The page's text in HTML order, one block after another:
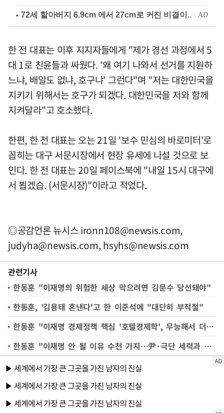
한 전 대표는 이후 지지자들에게 "제가 경선 과정에서 5
대 1로 친윤들과 싸웠다. '왜 여기 나와서 선거를 지원하
느냐, 배알도 없냐, 호구냐' 그런다"며 "저는 대한민국을
지키기 위해서는 호구가 되겠다. 대한민국을 저와 함께
지켜달라"고 호소했다.
한편, 한 전 대표는 오는 21일 '보수 민심의 바로미터'로
꼽히는 대구 서문시장에서 현장 유세에 나설 것으로 보
인다. 한 전 대표는 20일 페이스북에 "내일 15시 대구에
서 뵙겠습. (서문시장)"이라고 적었다.
◎공감언론 뉴시스ironn108@newsis.com,
judyha@newsis.com,hsyhs@newsis.com
관련기사
한동훈 "이재명의 위험한 세상 막으려면 김문수 당선돼야"
한동훈, '김용태 혼낸다'고 한 이준석에 "대단히 부적절"
한동훈 "이재명 경제정책 핵심 '호텔경제학', 무능해서 더 위험"
한동훈 "이재명 안 될 이유 수천 가지…尹·극단 세력과 절연해야"